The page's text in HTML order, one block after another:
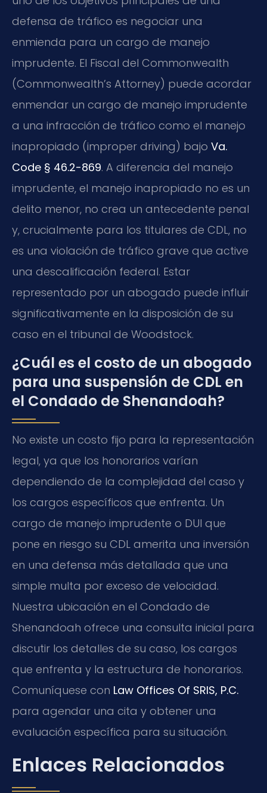
defensa de tráfico es negociar una
enmienda para un cargo de manejo
imprudente. El Fiscal del Commonwealth
(Commonwealth’s Attorney) puede acordar
enmendar un cargo de manejo imprudente
a una infracción de tráfico como el manejo
inapropiado (improper driving) bajo Va.
Code § 46.2-869. A diferencia del manejo
imprudente, el manejo inapropiado no es un
delito menor, no crea un antecedente penal
y, crucialmente para los titulares de CDL, no
es una violación de tráfico grave que active
una descalificación federal. Estar
representado por un abogado puede influir
significativamente en la disposición de su
caso en el tribunal de Woodstock.
¿Cuál es el costo de un abogado
para una suspensión de CDL en
el Condado de Shenandoah?
No existe un costo fijo para la representación
legal, ya que los honorarios varían
dependiendo de la complejidad del caso y
los cargos específicos que enfrenta. Un
cargo de manejo imprudente o DUI que
pone en riesgo su CDL amerita una inversión
en una defensa más detallada que una
simple multa por exceso de velocidad.
Nuestra ubicación en el Condado de
Shenandoah ofrece una consulta inicial para
discutir los detalles de su caso, los cargos
que enfrenta y la estructura de honorarios.
Comuníquese con Law Offices Of SRIS, P.C.
para agendar una cita y obtener una
evaluación específica para su situación.
Enlaces Relacionados